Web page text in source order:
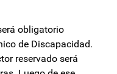
obligatorio
de Discapacidad.
reservado será